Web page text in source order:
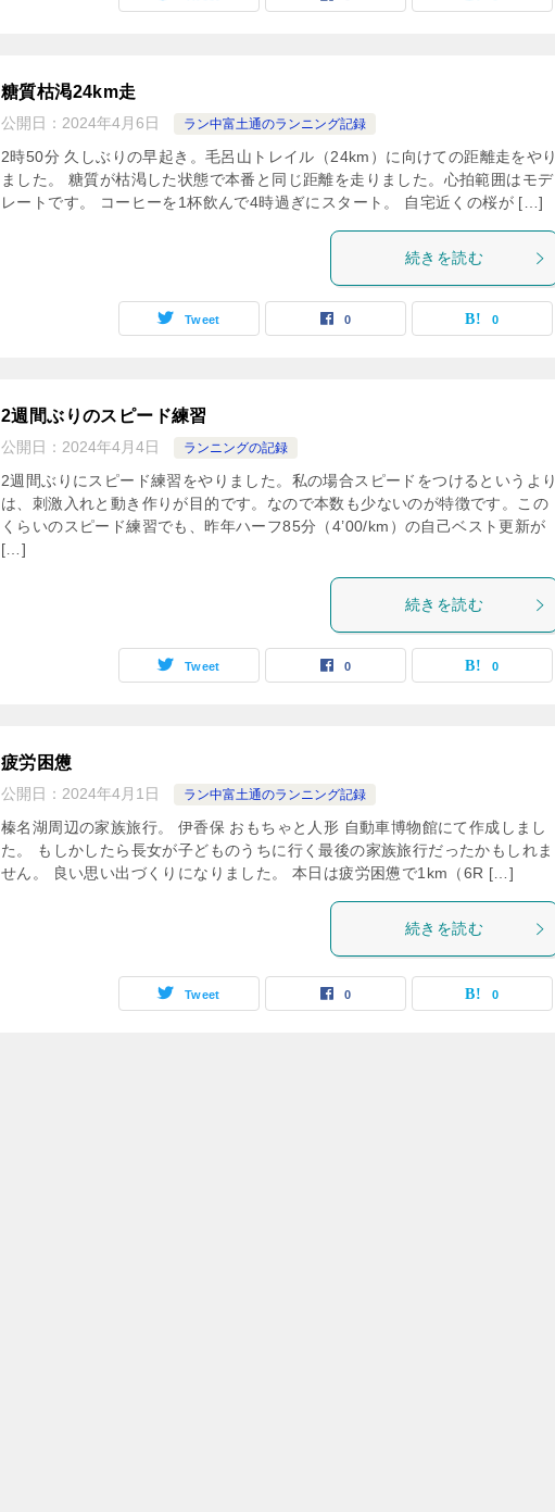
糖質枯渇24km走
公開日： 2024年4月6日 ラン中富土通のランニング記録
2時50分 久しぶりの早起き。毛呂山トレイル（24km）に向けての距離走をやり
ました。 糖質が枯渇した状態で本番と同じ距離を走りました。心拍範囲はモデ
レートです。 コーヒーを1杯飲んで4時過ぎにスタート。 自宅近くの桜が […]
続きを読む
Tweet 0 0
2週間ぶりのスピード練習
公開日： 2024年4月4日 ランニングの記録
2週間ぶりにスピード練習をやりました。私の場合スピードをつけるというより
は、刺激入れと動き作りが目的です。なので本数も少ないのが特徴です。この
くらいのスピード練習でも、昨年ハーフ85分（4’00/km）の自己ベスト更新が
[…]
続きを読む
Tweet 0 0
疲労困憊
公開日： 2024年4月1日 ラン中富土通のランニング記録
榛名湖周辺の家族旅行。 伊香保 おもちゃと人形 自動車博物館にて作成しまし
た。 もしかしたら長女が子どものうちに行く最後の家族旅行だったかもしれま
せん。 良い思い出づくりになりました。 本日は疲労困憊で1km（6R […]
続きを読む
Tweet 0 0